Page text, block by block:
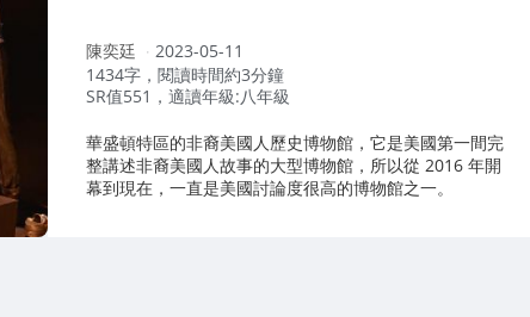
作
者：
陳奕廷
2023-05-11
1434字，閱讀時間約3分鐘
SR值551，適讀年級:八年級
華盛頓特區的非裔美國人歷史博物館，它是美國第一間完
整講述非裔美國人故事的大型博物館，所以從 2016 年開
幕到現在，一直是美國討論度很高的博物館之一。